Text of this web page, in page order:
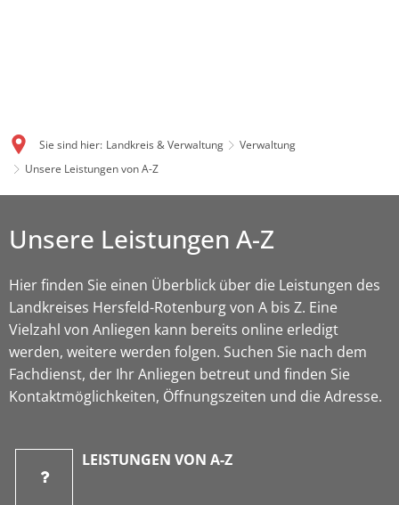
Sie sind hier: Landkreis & Verwaltung
Verwaltung
Unsere Leistungen von A-Z
Unsere Leistungen A-Z
Hier finden Sie einen Überblick über die Leistungen des
Landkreises Hersfeld-Rotenburg von A bis Z. Eine
Vielzahl von Anliegen kann bereits online erledigt
werden, weitere werden folgen. Suchen Sie nach dem
Fachdienst, der Ihr Anliegen betreut und finden Sie
Kontaktmöglichkeiten, Öffnungszeiten und die Adresse.
LEISTUNGEN VON A-Z